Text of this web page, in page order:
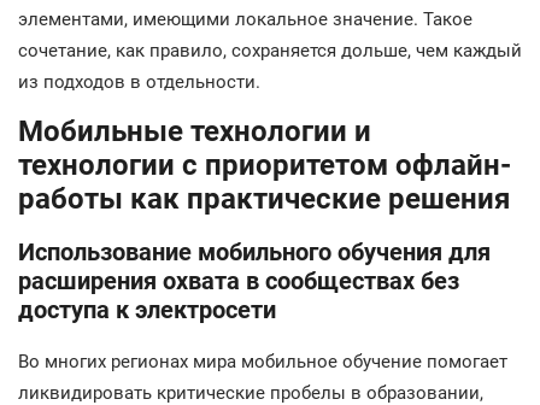
элементами, имеющими локальное значение. Такое
сочетание, как правило, сохраняется дольше, чем каждый
из подходов в отдельности.
Мобильные технологии и
технологии с приоритетом офлайн-
работы как практические решения
Использование мобильного обучения для
расширения охвата в сообществах без
доступа к электросети
Во многих регионах мира мобильное обучение помогает
ликвидировать критические пробелы в образовании,